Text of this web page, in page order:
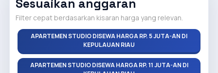
Sesuaikan anggaran
Filter cepat berdasarkan kisaran harga yang relevan.
APARTEMEN STUDIO DISEWA HARGA RP. 5 JUTA-AN DI
KEPULAUAN RIAU
APARTEMEN STUDIO DISEWA HARGA RP. 11 JUTA-AN DI